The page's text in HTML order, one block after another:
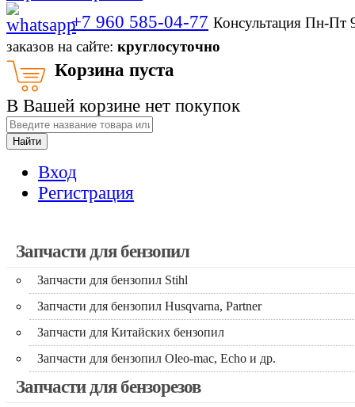
+7 960 585-04-77 Консультация Пн-
заказов на сайте: круглосуточно
Корзина пуста
В Вашей корзине нет покупок
Найти
Вход
Регистрация
Запчасти для бензопил
Запчасти для бензопил Stihl
Запчасти для бензопил Husqvarna, Partner
Запчасти для Китайских бензопил
Запчасти для бензопил Oleo-mac, Echo и др.
Запчасти для бензорезов